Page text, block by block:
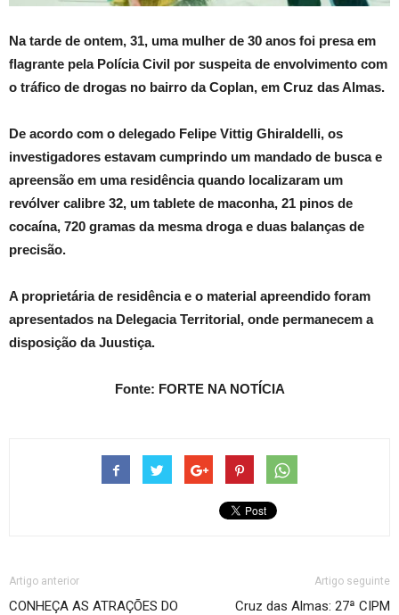
Na tarde de ontem, 31, uma mulher de 30 anos foi presa em
flagrante pela Polícia Civil por suspeita de envolvimento com
o tráfico de drogas no bairro da Coplan, em Cruz das Almas.
De acordo com o delegado Felipe Vittig Ghiraldelli, os
investigadores estavam cumprindo um mandado de busca e
apreensão em uma residência quando localizaram um
revólver calibre 32, um tablete de maconha, 21 pinos de
cocaína, 720 gramas da mesma droga e duas balanças de
precisão.
A proprietária de residência e o material apreendido foram
apresentados na Delegacia Territorial, onde permanecem a
disposição da Juustiça.
Fonte: FORTE NA NOTÍCIA
Artigo anterior
CONHEÇA AS ATRAÇÕES DO
Artigo seguinte
Cruz das Almas: 27ª CIPM